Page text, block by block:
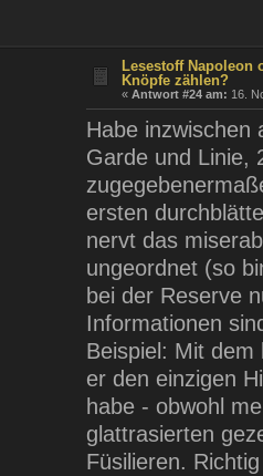
Lesestoff Napoleon
Knöpfe zählen?
«Antwort #24 am: 16.
Habe inzwischen
Garde und Linie,
ersten
nervt das
ungeordnet (so
bei der Reserve
Informationen
Beispiel: Mit
er den einzigen
habe - obwohl
glattrasierten
Füsilieren.